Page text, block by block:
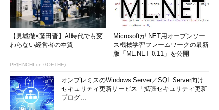
更を行ったイメージでの動作は保証していない（このようにして
作られた環境での動作は保証されていない）。手許で試す限りで
は、仮想PC環境でテスト用に利用する程度ならこの手法でも特
に問題はないように思われるが、その意味を十分理解したうえで
利用していただきたい。
複製に関するマイクロソフトの方針」（サポート技術情
報）
「Windows XP インストールのディスク複製に関するマイ
【見城徹×藤田晋】AI時代でも変
わらない経営者の本質
PR(FINCHI on GOETHE)
Microsoftが.NET用オープンソー
ス機械学習フレームワークの最新
版「ML.NET 0.11」を公開
オンプレミスのWindows Server／SQL Server向け
セキュリティ更新サービス「拡張セキュリティ更新
プログ...